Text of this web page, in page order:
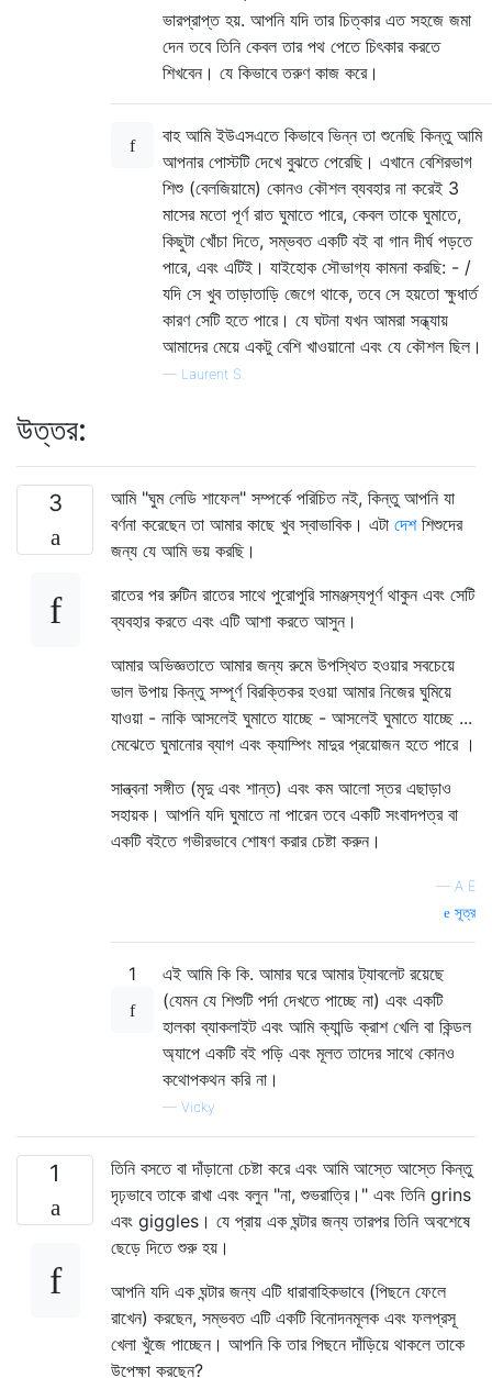
ভারপ্রাপ্ত হয়. আপনি যদি তার চিত্কার এত সহজে জমা
দেন তবে তিনি কেবল তার পথ পেতে চিৎকার করতে
শিখবেন। যে কিভাবে তরুণ কাজ করে।
বাহ আমি ইউএসএতে কিভাবে ভিন্ন তা শুনেছি কিন্তু আমি
আপনার পোস্টটি দেখে বুঝতে পেরেছি। এখানে বেশিরভাগ
শিশু (বেলজিয়ামে) কোনও কৌশল ব্যবহার না করেই 3
মাসের মতো পূর্ণ রাত ঘুমাতে পারে, কেবল তাকে ঘুমাতে,
কিছুটা খোঁচা দিতে, সম্ভবত একটি বই বা গান দীর্ঘ পড়তে
পারে, এবং এটিই। যাইহোক সৌভাগ্য কামনা করছি: - /
যদি সে খুব তাড়াতাড়ি জেগে থাকে, তবে সে হয়তো ক্ষুধার্ত
কারণ সেটি হতে পারে। যে ঘটনা যখন আমরা সন্ধ্যায়
আমাদের মেয়ে একটু বেশি খাওয়ানো এবং যে কৌশল ছিল।
— Laurent S.
উত্তর:
3
আমি "ঘুম লেডি শাফেল" সম্পর্কে পরিচিত নই, কিন্তু আপনি যা
বর্ণনা করেছেন তা আমার কাছে খুব স্বাভাবিক। এটা দেশ শিশুদের
জন্য যে আমি ভয় করছি।
রাতের পর রুটিন রাতের সাথে পুরোপুরি সামঞ্জস্যপূর্ণ থাকুন এবং সেটি
ব্যবহার করতে এবং এটি আশা করতে আসুন।
আমার অভিজ্ঞতাতে আমার জন্য রুমে উপস্থিত হওয়ার সবচেয়ে
ভাল উপায় কিন্তু সম্পূর্ণ বিরক্তিকর হওয়া আমার নিজের ঘুমিয়ে
যাওয়া - নাকি আসলেই ঘুমাতে যাচ্ছে - আসলেই ঘুমাতে যাচ্ছে ...
মেঝেতে ঘুমানোর ব্যাগ এবং ক্যাম্পিং মাদুর প্রয়োজন হতে পারে ।
সান্ত্বনা সঙ্গীত (মৃদু এবং শান্ত) এবং কম আলো স্তর এছাড়াও
সহায়ক। আপনি যদি ঘুমাতে না পারেন তবে একটি সংবাদপত্র বা
একটি বইতে গভীরভাবে শোষণ করার চেষ্টা করুন।
— A E
সূত্র
1
এই আমি কি কি. আমার ঘরে আমার ট্যাবলেট রয়েছে
(যেমন যে শিশুটি পর্দা দেখতে পাচ্ছে না) এবং একটি
হালকা ব্যাকলাইট এবং আমি ক্যান্ডি ক্রাশ খেলি বা কিন্ডল
অ্যাপে একটি বই পড়ি এবং মূলত তাদের সাথে কোনও
কথোপকথন করি না।
— Vicky
1
তিনি বসতে বা দাঁড়ানো চেষ্টা করে এবং আমি আস্তে আস্তে কিন্তু
দৃঢ়ভাবে তাকে রাখা এবং বলুন "না, শুভরাত্রি।" এবং তিনি grins
এবং giggles। যে প্রায় এক ঘন্টার জন্য তারপর তিনি অবশেষে
ছেড়ে দিতে শুরু হয়।
আপনি যদি এক ঘন্টার জন্য এটি ধারাবাহিকভাবে (পিছনে ফেলে
রাখেন) করছেন, সম্ভবত এটি একটি বিনোদনমূলক এবং ফলপ্রসূ
খেলা খুঁজে পাচ্ছেন। আপনি কি তার পিছনে দাঁড়িয়ে থাকলে তাকে
উপেক্ষা করছেন?